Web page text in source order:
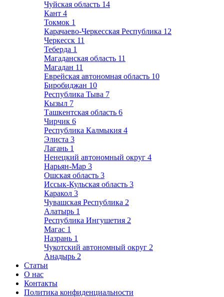
Чуйская область 14
Кант 4
Токмок 1
Карачаево-Черкесская Республика 12
Черкесск 11
Теберда 1
Магаданская область 11
Магадан 11
Еврейская автономная область 10
Биробиджан 10
Республика Тыва 7
Кызыл 7
Ташкентская область 6
Чирчик 6
Республика Калмыкия 4
Элиста 3
Лагань 1
Ненецкий автономный округ 4
Нарьян-Мар 3
Ошская область 3
Иссык-Кульская область 3
Каракол 3
Чувашская Республика 2
Алатырь 1
Республика Ингушетия 2
Магас 1
Назрань 1
Чукотский автономный округ 2
Анадырь 2
Статьи
О нас
Контакты
Политика конфиденциальности